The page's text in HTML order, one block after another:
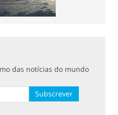
das notícias do mundo